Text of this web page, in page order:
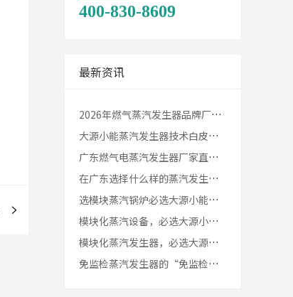
400-830-8609
最新资讯
2026年燃气蒸汽发生器品牌厂家推荐｜工业生产用热选型指南
大源小能蒸汽发生器技术白皮书 | 全面转向价值赋能
广东燃气电蒸汽发生器厂家直销指南，获取大源小能工厂报价方案？
在广东选择什么样的蒸汽发生器每吨的蒸汽成本更低？
选模块蒸汽锅炉必选大源小能，搭载念智PowerOS用降耗提效征服生产企业老板
模块化蒸汽设备，必选大源小能？走进佛山工厂，揭秘“停机不停产”的底气
模块化蒸汽发生器，必选大源小能：搞懂这5个核心指标，拒绝为无效能耗买单
免监检蒸汽发生器的“免监检”是指什么，消防环保也免？